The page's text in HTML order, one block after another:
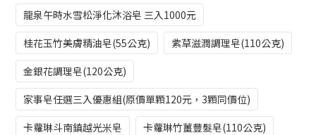
龍泉午時水雪松淨化沐浴皂 三入1000元
桂花玉竹美膚精油皂(55公克)
紫草滋潤調理皂(110公克)
金銀花調理皂(120公克)
家事皂任選三入優惠組(原價單顆120元，3顆同價位)
卡蘿琳斗南鎮越光米皂
卡蘿琳竹薑豐髮皂(110公克)